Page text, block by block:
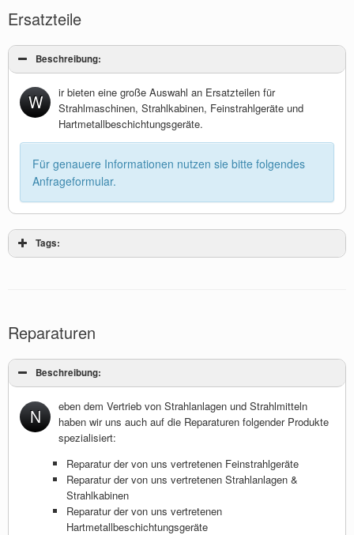
Ersatzteile
Beschreibung:
W
ir bieten eine große Auswahl an Ersatzteilen für
Strahlmaschinen, Strahlkabinen, Feinstrahlgeräte und
Hartmetallbeschichtungsgeräte.
Für genauere Informationen nutzen sie bitte folgendes
Anfrageformular.
Tags:
Reparaturen
Beschreibung:
N
eben dem Vertrieb von Strahlanlagen und Strahlmitteln
haben wir uns auch auf die Reparaturen folgender Produkte
spezialisiert:
Reparatur der von uns vertretenen Feinstrahlgeräte
Reparatur der von uns vertretenen Strahlanlagen &
Strahlkabinen
Reparatur der von uns vertretenen
Hartmetallbeschichtungsgeräte